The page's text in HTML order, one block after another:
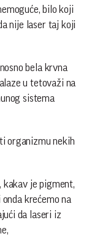
bilo koji
nije laser taj koji
bela krvna
u tetovaži na
sistema
organizmu nekih
kakav je pigment,
krećemo na
da laseri iz